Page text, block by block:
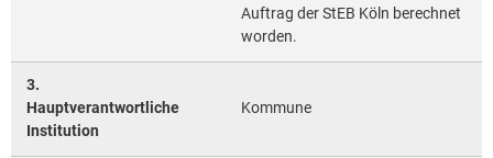
Auftrag der StEB Köln berechnet
worden.
3.
Hauptverantwortliche
Institution
Kommune